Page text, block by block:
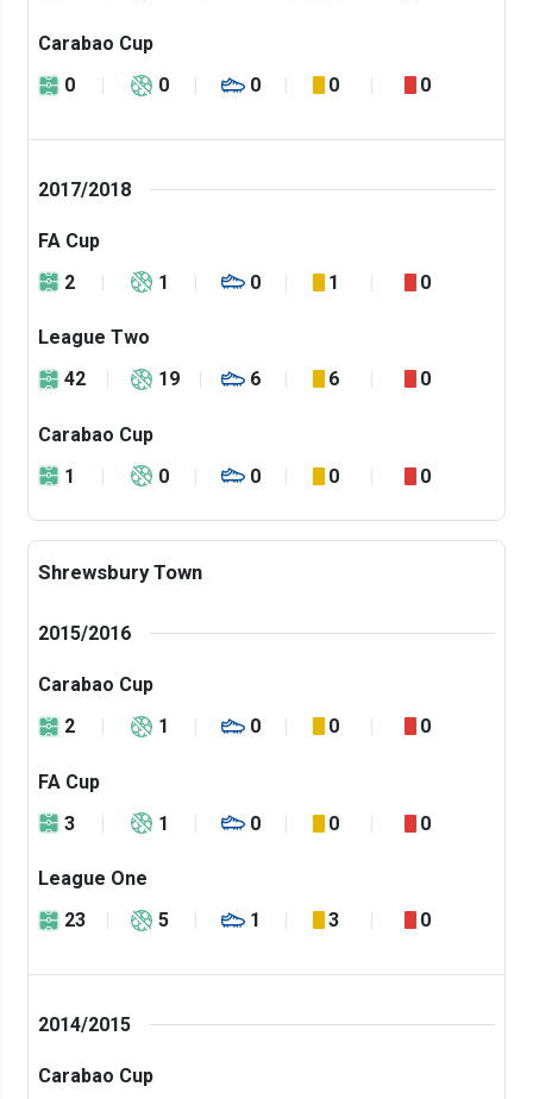
Carabao Cup
0
0 0 0 0
2017/2018
FA Cup
2
1 0 1 0
League Two
42
19 6 6 0
Carabao Cup
1
0 0 0 0
Shrewsbury Town
2015/2016
Carabao Cup
2
1 0 0 0
FA Cup
3
1 0 0 0
League One
23
5 1 3 0
2014/2015
Carabao Cup